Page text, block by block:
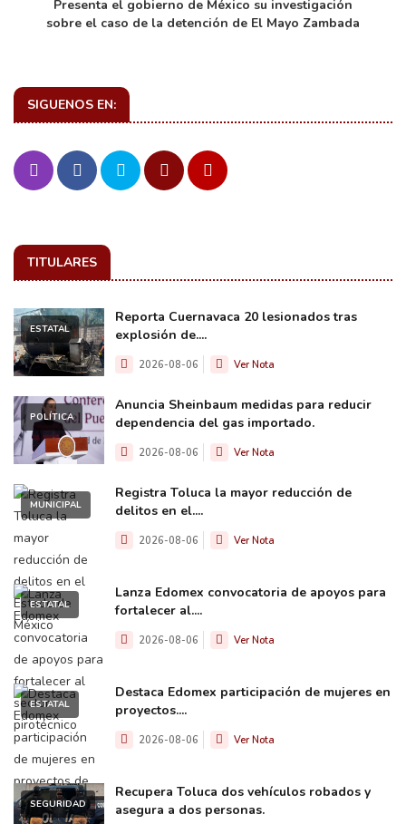
Presenta el gobierno de México su investigación
sobre el caso de la detención de El Mayo Zambada
SIGUENOS EN:
TITULARES
ESTATAL
Reporta Cuernavaca 20 lesionados tras
explosión de....
2026-08-06 Ver Nota
POLÍTICA
Anuncia Sheinbaum medidas para reducir
dependencia del gas importado.
2026-08-06 Ver Nota
MUNICIPAL
Registra Toluca la mayor reducción de
delitos en el....
2026-08-06 Ver Nota
ESTATAL
Lanza Edomex convocatoria de apoyos para
fortalecer al....
2026-08-06 Ver Nota
ESTATAL
Destaca Edomex participación de mujeres en
proyectos....
2026-08-06 Ver Nota
SEGURIDAD
Recupera Toluca dos vehículos robados y
asegura a dos personas.